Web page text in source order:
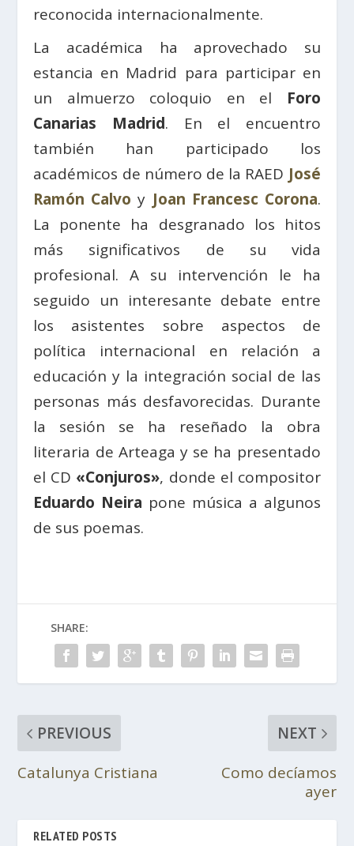
reconocida internacionalmente.
La académica ha aprovechado su
estancia en Madrid para participar en
un almuerzo coloquio en el Foro
Canarias Madrid. En el encuentro
también han participado los
académicos de número de la RAED José
Ramón Calvo y Joan Francesc Corona.
La ponente ha desgranado los hitos
más significativos de su vida
profesional. A su intervención le ha
seguido un interesante debate entre
los asistentes sobre aspectos de
política internacional en relación a
educación y la integración social de las
personas más desfavorecidas. Durante
la sesión se ha reseñado la obra
literaria de Arteaga y se ha presentado
el CD «Conjuros», donde el compositor
Eduardo Neira pone música a algunos
de sus poemas.
SHARE:
PREVIOUS
Catalunya Cristiana
NEXT
Como decíamos
ayer
RELATED POSTS